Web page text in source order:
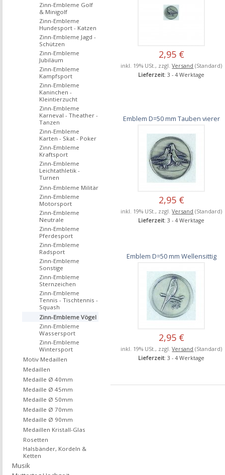
2,95 €
inkl. 19% USt., zzgl.Versand (Standard)
Lieferzeit: 3 - 4 Werktage
Emblem D=50 mm Tauben vierer
2,95 €
inkl. 19% USt., zzgl.Versand (Standard)
Lieferzeit: 3 - 4 Werktage
Emblem D=50 mm Wellensittig
2,95 €
inkl. 19% USt., zzgl.Versand (Standard)
Lieferzeit: 3 - 4 Werktage
Zinn-Embleme Golf
& Minigolf
Zinn-Embleme
Hundesport - Katzen
Zinn-Embleme Jagd -
Schützen
Zinn-Embleme
Jubiläum
Zinn-Embleme
Kampfsport
Zinn-Embleme
Kaninchen -
Kleintierzucht
Zinn-Embleme
Karneval - Theather -
Tanzen
Zinn-Embleme
Karten - Skat - Poker
Zinn-Embleme
Kraftsport
Zinn-Embleme
Leichtathletik -
Turnen
Zinn-Embleme Militär
Zinn-Embleme
Motorsport
Zinn-Embleme
Neutrale
Zinn-Embleme
Pferdesport
Zinn-Embleme
Radsport
Zinn-Embleme
Sonstige
Zinn-Embleme
Sternzeichen
Zinn-Embleme
Tennis - Tischtennis -
Squash
Zinn-Embleme Vögel
Zinn-Embleme
Wassersport
Zinn-Embleme
Wintersport
Motiv Medaillen
Medaillen
Medaille Ø 40mm
Medaille Ø 45mm
Medaille Ø 50mm
Medaille Ø 70mm
Medaille Ø 90mm
Medaillen Kristall-Glas
Rosetten
Halsbänder, Kordeln &
Ketten
Musik